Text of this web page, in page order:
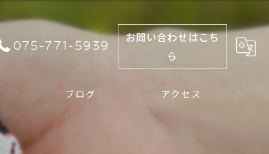
075-771-5939
お問い合わせはこち
ら
ブログ アクセス